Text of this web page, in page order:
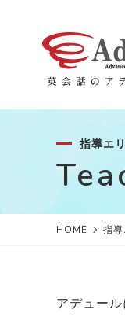
指導エ
HOME 指
アデュー